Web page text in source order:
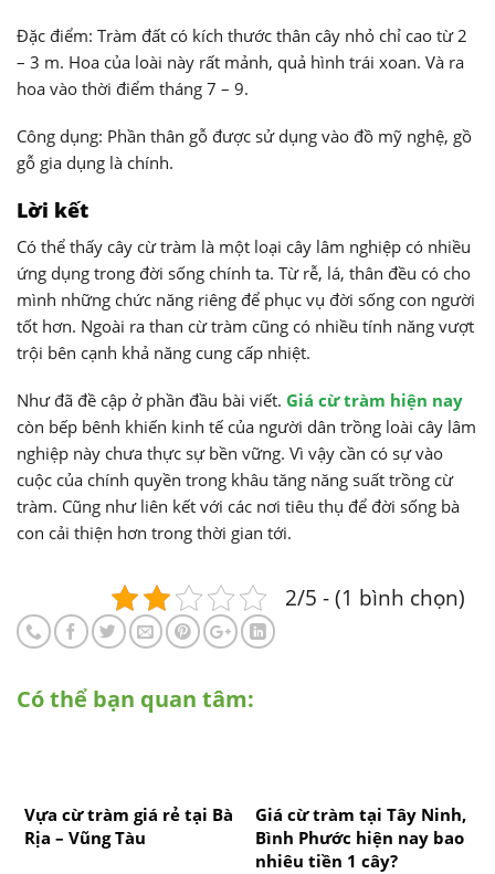
Đặc điểm: Tràm đất có kích thước thân cây nhỏ chỉ cao từ 2
– 3 m. Hoa của loài này rất mảnh, quả hình trái xoan. Và ra
hoa vào thời điểm tháng 7 – 9.
Công dụng: Phần thân gỗ được sử dụng vào đồ mỹ nghệ, gồ
gỗ gia dụng là chính.
Lời kết
Có thể thấy cây cừ tràm là một loại cây lâm nghiệp có nhiều
ứng dụng trong đời sống chính ta. Từ rễ, lá, thân đều có cho
mình những chức năng riêng để phục vụ đời sống con người
tốt hơn. Ngoài ra than cừ tràm cũng có nhiều tính năng vượt
trội bên cạnh khả năng cung cấp nhiệt.
Như đã đề cập ở phần đầu bài viết. Giá cừ tràm hiện nay
còn bếp bênh khiến kinh tế của người dân trồng loài cây lâm
nghiệp này chưa thực sự bền vững. Vì vậy cần có sự vào
cuộc của chính quyền trong khâu tăng năng suất trồng cừ
tràm. Cũng như liên kết với các nơi tiêu thụ để đời sống bà
con cải thiện hơn trong thời gian tới.
2/5 - (1 bình chọn)
Có thể bạn quan tâm:
Vựa cừ tràm giá rẻ tại Bà
Rịa – Vũng Tàu
Giá cừ tràm tại Tây Ninh,
Bình Phước hiện nay bao
nhiêu tiền 1 cây?